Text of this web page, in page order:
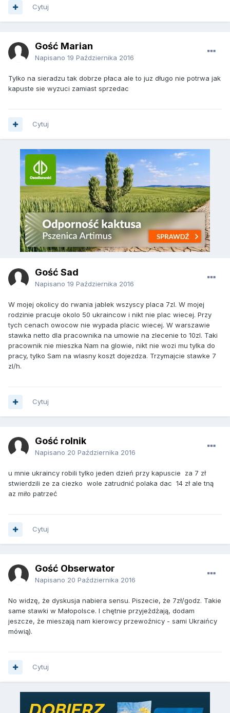
Cytuj
Gość Marian
Napisano 19 Października 2016
Tylko na sieradzu tak dobrze płaca ale to juz długo nie potrwa jak
kapuste sie wyzuci zamiast sprzedac
Cytuj
Gość Sad
Napisano 19 Października 2016
W mojej okolicy do rwania jablek wszyscy placa 7zl. W mojej
rodzinie pracuje okolo 50 ukraincow i nikt nie plac wiecej. Przy
tych cenach owocow nie wypada placic wiecej. W warszawie
stawka netto dla pracownika na umowie na zlecenie to 10zl. Taki
pracownik nie mieszka Nam na glowie, nikt nie wozi mu tylka do
pracy, tylko Sam na wlasny koszt dojezdza. Trzymajcie stawke 7
zl/h.
Cytuj
Gość rolnik
Napisano 20 Października 2016
u mnie ukraincy robili tylko jeden dzień przy kapuscie za 7 zł
stwierdzili ze za ciezko wole zatrudnić polaka dac 14 zł ale tną
az miło patrzeć
Cytuj
Gość Obserwator
Napisano 20 Października 2016
No widzę, że dyskusja nabiera sensu. Piszecie, że 7zł/godz. Takie
same stawki w Małopolsce. I chętnie przyjeżdżają, dodam
jeszcze, że mieszają nam kierowcy przewoźnicy - sami Ukraińcy
mówią).
Cytuj